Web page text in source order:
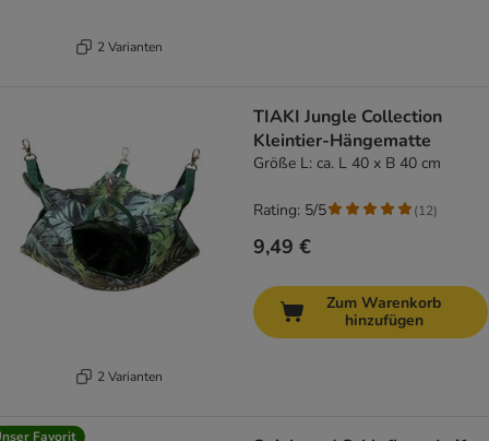
2 Varianten
2 Varianten
TIAKI Jungle Collection
Kleintier-Hängematte
Größe L: ca. L 40 x B 40 cm
9,49 €
Rating: 5/5 (12)
Zum Warenkorb
hinzufügen
Favorit